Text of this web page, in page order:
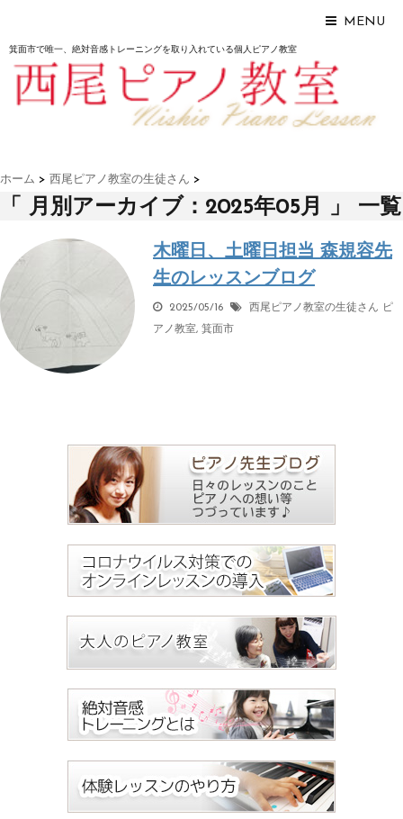
MENU
箕面市で唯一、絶対音感トレーニングを取り入れている個人ピアノ教室
ホーム > 西尾ピアノ教室の生徒さん >
「 月別アーカイブ：2025年05月 」 一覧
木曜日、土曜日担当 森規容先
生のレッスンブログ
2025/05/16 西尾ピアノ教室の生徒さん
ピ
アノ教室, 箕面市